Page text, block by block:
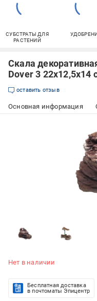
СУБСТРАТЫ ДЛЯ
РАСТЕНИЙ
Скала
Dover 3 22х12,5х14
оставить отзыв
Основная информация
Нет в наличии
Бесплатная доставка
в почтоматы Эпицентр